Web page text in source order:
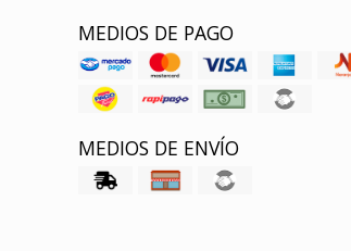
MEDIOS DE PAGO
MEDIOS DE ENVÍO